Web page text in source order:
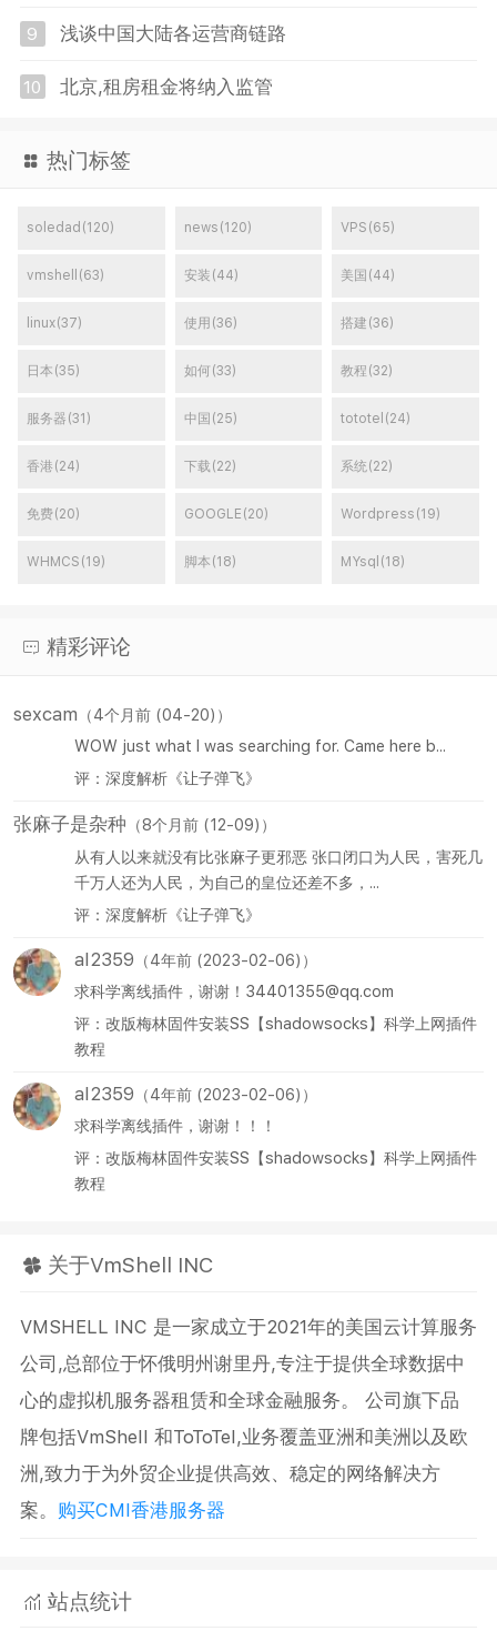
9 浅谈中国大陆各运营商链路
10 北京,租房租金将纳入监管
热门标签
soledad(120) news(120) VPS(65)
vmshell(63) 安装(44) 美国(44)
linux(37) 使用(36) 搭建(36)
日本(35) 如何(33) 教程(32)
服务器(31) 中国(25) tototel(24)
香港(24) 下载(22) 系统(22)
免费(20) GOOGLE(20) Wordpress(19)
WHMCS(19) 脚本(18) MYsql(18)
精彩评论
sexcam （4个月前 (04-20)）
WOW just what I was searching for. Came here b...
评：深度解析《让子弹飞》
张麻子是杂种 （8个月前 (12-09)）
从有人以来就没有比张麻子更邪恶 张口闭口为人民，害死几
千万人还为人民，为自己的皇位还差不多，...
评：深度解析《让子弹飞》
al2359 （4年前 (2023-02-06)）
求科学离线插件，谢谢！34401355@qq.com
评：改版梅林固件安装SS【shadowsocks】科学上网插件
教程
al2359 （4年前 (2023-02-06)）
求科学离线插件，谢谢！！！
评：改版梅林固件安装SS【shadowsocks】科学上网插件
教程
关于VmShell INC
VMSHELL INC 是一家成立于2021年的美国云计算服务
公司,总部位于怀俄明州谢里丹,专注于提供全球数据中
心的虚拟机服务器租赁和全球金融服务。 公司旗下品
牌包括VmShell 和ToToTel,业务覆盖亚洲和美洲以及欧
洲,致力于为外贸企业提供高效、稳定的网络解决方
案。 购买CMI香港服务器
站点统计